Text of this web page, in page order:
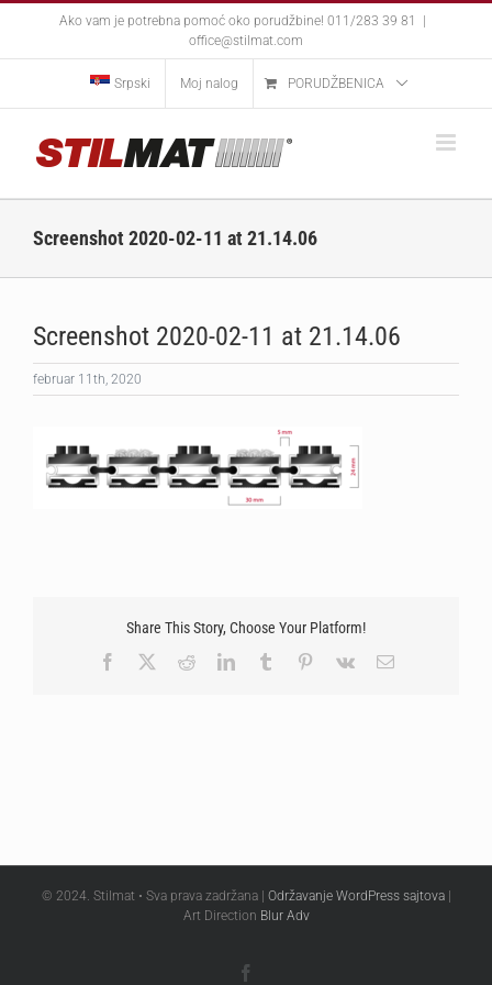
Ako vam je potrebna pomoć oko porudžbine! 011/283 39 81
office@stilmat.com
Srpski Moj nalog PORUDŽBENICA
Screenshot 2020-02-11 at 21.14.06
Screenshot 2020-02-11 at 21.14.06
februar 11th, 2020
Share This Story, Choose Your Platform!
Facebook
RedditLinkedInTumblr Pinterest
Vk Email
© 2024. Stilmat • Sva prava zadržana | Održavanje WordPress sajtova|
Art Direction Blur Adv